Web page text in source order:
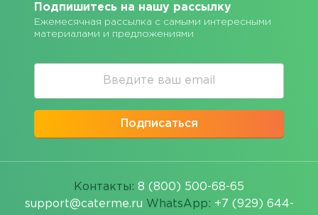
Подпишитесь на нашу рассылку
Ежемесячная рассылка с самыми интересными
материалами и предложениями
Подписаться
Контакты: 8 (800) 500-68-65
support@caterme.ru WhatsApp: +7 (929) 644-